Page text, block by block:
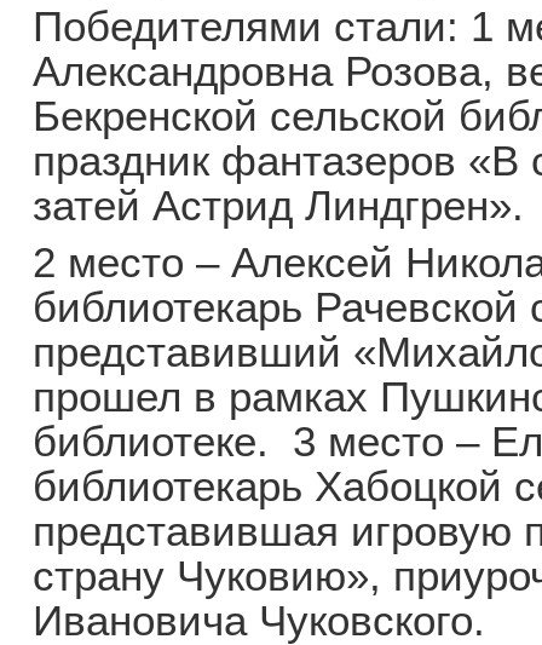
Победителями стали: 1
Александровна Розова,
Бекренской сельской
праздник фантазеров «В
затей Астрид Линдгрен».
2 место – Алексей
библиотекарь Рачевской
представивший
прошел в рамках
библиотеке. 3 место –
библиотекарь Хабоцкой
представившая игровую
страну Чуковию»,
Ивановича Чуковского.